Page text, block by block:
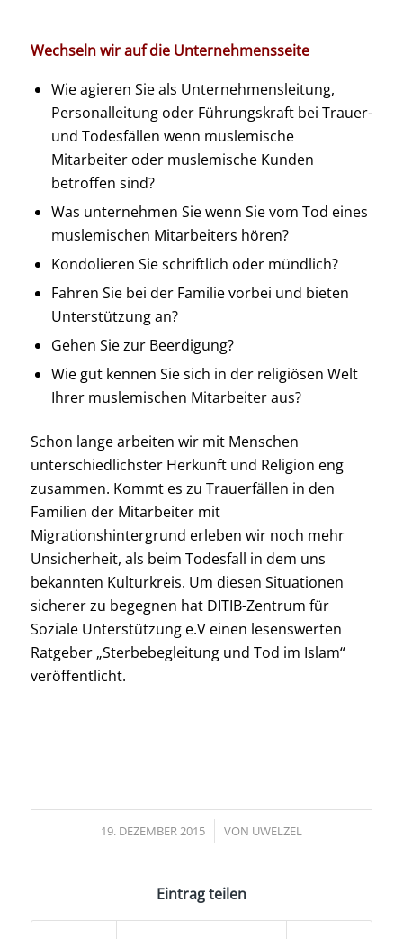
Wechseln wir auf die Unternehmensseite
Wie agieren Sie als Unternehmensleitung,
Personalleitung oder Führungskraft bei Trauer-
und Todesfällen wenn muslemische
Mitarbeiter oder muslemische Kunden
betroffen sind?
Was unternehmen Sie wenn Sie vom Tod eines
muslemischen Mitarbeiters hören?
Kondolieren Sie schriftlich oder mündlich?
Fahren Sie bei der Familie vorbei und bieten
Unterstützung an?
Gehen Sie zur Beerdigung?
Wie gut kennen Sie sich in der religiösen Welt
Ihrer muslemischen Mitarbeiter aus?
Schon lange arbeiten wir mit Menschen
unterschiedlichster Herkunft und Religion eng
zusammen. Kommt es zu Trauerfällen in den
Familien der Mitarbeiter mit
Migrationshintergrund erleben wir noch mehr
Unsicherheit, als beim Todesfall in dem uns
bekannten Kulturkreis. Um diesen Situationen
sicherer zu begegnen hat DITIB-Zentrum für
Soziale Unterstützung e.V einen lesenswerten
Ratgeber „Sterbebegleitung und Tod im Islam“
veröffentlicht.
19. DEZEMBER 2015
/ VON UWELZEL
Eintrag teilen